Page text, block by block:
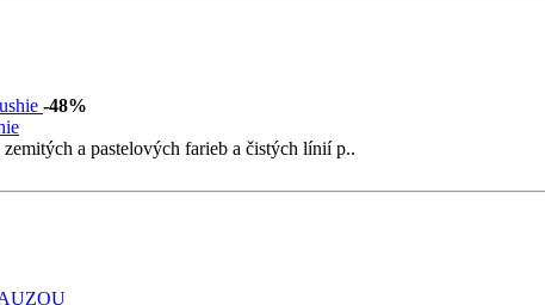
-48%
a pastelových farieb a čistých línií p..